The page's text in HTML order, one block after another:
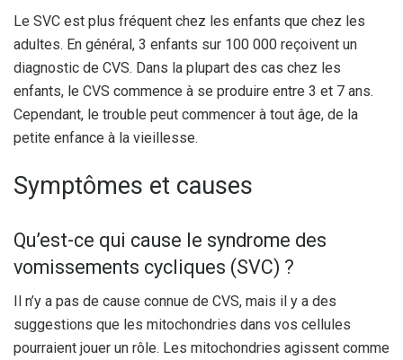
Le SVC est plus fréquent chez les enfants que chez les
adultes. En général, 3 enfants sur 100 000 reçoivent un
diagnostic de CVS. Dans la plupart des cas chez les
enfants, le CVS commence à se produire entre 3 et 7 ans.
Cependant, le trouble peut commencer à tout âge, de la
petite enfance à la vieillesse.
Symptômes et causes
Qu’est-ce qui cause le syndrome des
vomissements cycliques (SVC) ?
Il n’y a pas de cause connue de CVS, mais il y a des
suggestions que les mitochondries dans vos cellules
pourraient jouer un rôle. Les mitochondries agissent comme